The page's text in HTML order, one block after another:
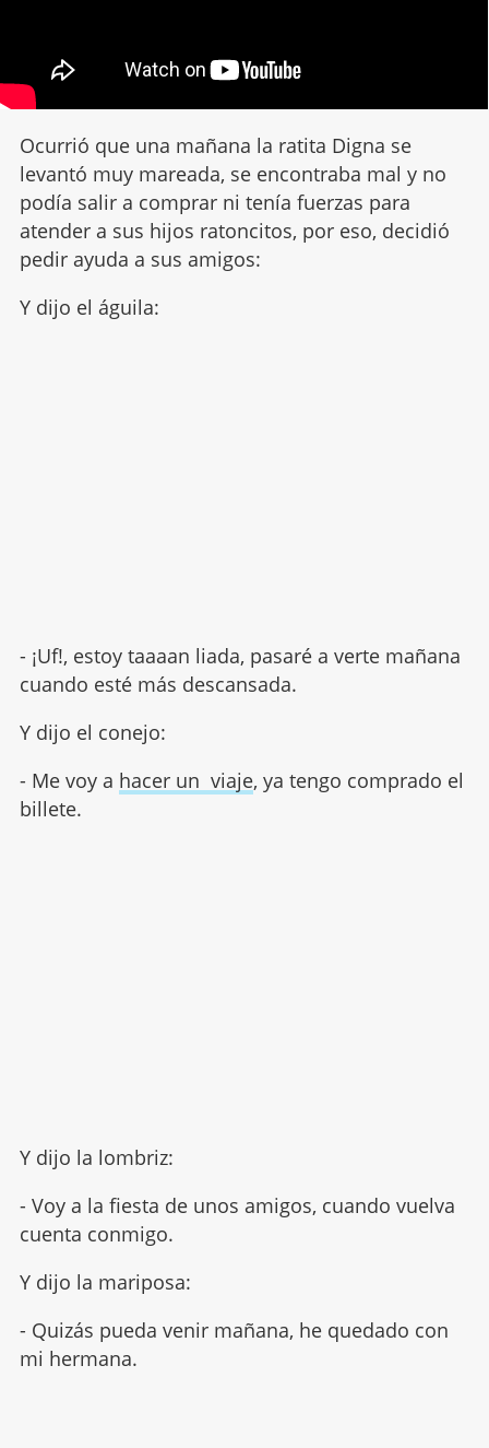
Ocurrió que una mañana la ratita Digna se
levantó muy mareada, se encontraba mal y no
podía salir a comprar ni tenía fuerzas para
atender a sus hijos ratoncitos, por eso, decidió
pedir ayuda a sus amigos:
Y dijo el águila:
- ¡Uf!, estoy taaaan liada, pasaré a verte mañana
cuando esté más descansada.
Y dijo el conejo:
- Me voy a hacer un viaje, ya tengo comprado el
billete.
Y dijo la lombriz:
- Voy a la fiesta de unos amigos, cuando vuelva
cuenta conmigo.
Y dijo la mariposa:
- Quizás pueda venir mañana, he quedado con
mi hermana.